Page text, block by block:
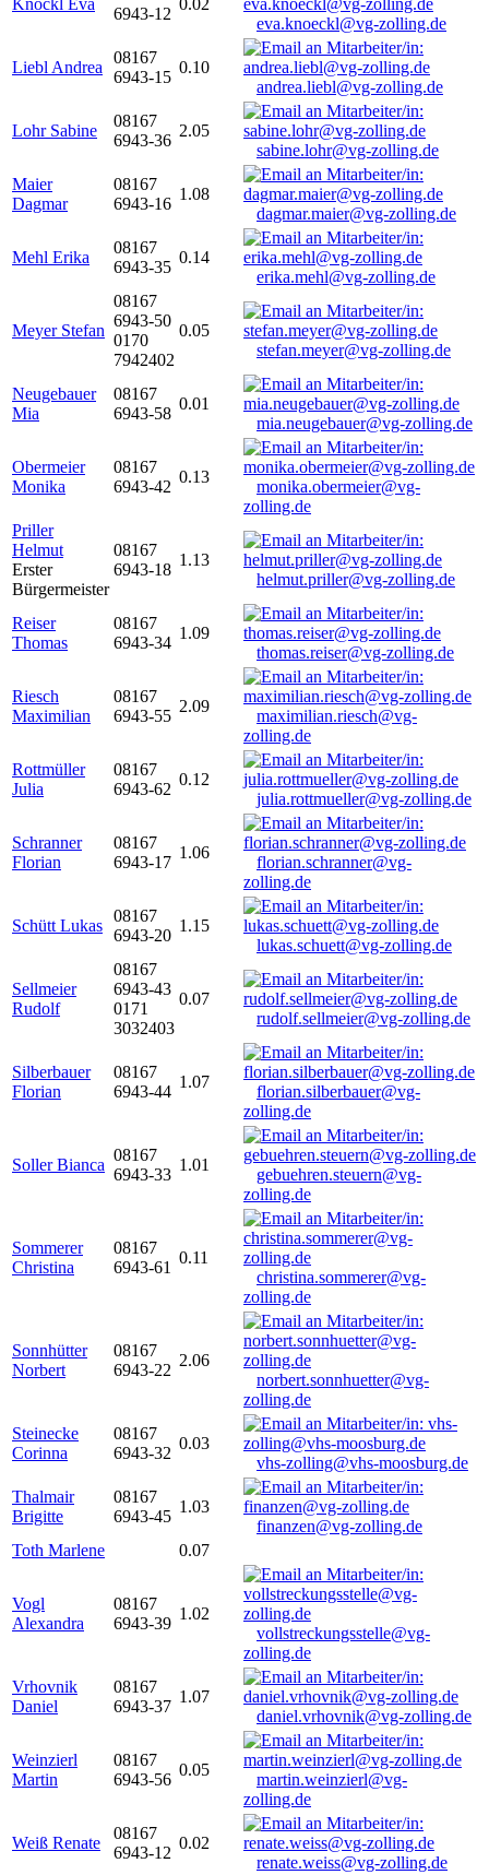
Knöckl Eva
6943-12
0.02
eva.knoeckl@vg-zolling.de
Liebl Andrea
08167
6943-15
0.10
andrea.liebl@vg-zolling.de
Lohr Sabine
08167
6943-36
2.05
sabine.lohr@vg-zolling.de
Maier
Dagmar
08167
6943-16
1.08
dagmar.maier@vg-zolling.de
Mehl Erika
08167
6943-35
0.14
erika.mehl@vg-zolling.de
Meyer Stefan
08167
6943-50
0170
7942402
0.05
stefan.meyer@vg-zolling.de
Neugebauer
Mia
08167
6943-58
0.01
mia.neugebauer@vg-zolling.de
Obermeier
Monika
08167
6943-42
0.13
monika.obermeier@vg-
zolling.de
Priller
Helmut
Erster
Bürgermeister
08167
6943-18
1.13
helmut.priller@vg-zolling.de
Reiser
Thomas
08167
6943-34
1.09
thomas.reiser@vg-zolling.de
Riesch
Maximilian
08167
6943-55
2.09
maximilian.riesch@vg-
zolling.de
Rottmüller
Julia
08167
6943-62
0.12
julia.rottmueller@vg-zolling.de
Schranner
Florian
08167
6943-17
1.06
florian.schranner@vg-
zolling.de
Schütt Lukas
08167
6943-20
1.15
lukas.schuett@vg-zolling.de
Sellmeier
Rudolf
08167
6943-43
0171
3032403
0.07
rudolf.sellmeier@vg-zolling.de
Silberbauer
Florian
08167
6943-44
1.07
florian.silberbauer@vg-
zolling.de
Soller Bianca
08167
6943-33
1.01
gebuehren.steuern@vg-
zolling.de
Sommerer
Christina
08167
6943-61
0.11
christina.sommerer@vg-
zolling.de
Sonnhütter
Norbert
08167
6943-22
2.06
norbert.sonnhuetter@vg-
zolling.de
Steinecke
Corinna
08167
6943-32
0.03
vhs-zolling@vhs-moosburg.de
Thalmair
Brigitte
08167
6943-45
1.03
finanzen@vg-zolling.de
Toth Marlene
0.07
Vogl
Alexandra
08167
6943-39
1.02
vollstreckungsstelle@vg-
zolling.de
Vrhovnik
Daniel
08167
6943-37
1.07
daniel.vrhovnik@vg-zolling.de
Weinzierl
Martin
08167
6943-56
0.05
martin.weinzierl@vg-
zolling.de
Weiß Renate
08167
6943-12
0.02
renate.weiss@vg-zolling.de